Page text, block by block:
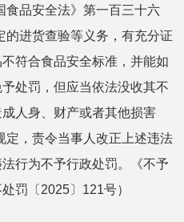
食品安全法》第一百三十六
的进货查验等义务，有充分证
符合食品安全标准，并能如
处罚，但应当依法没收其不
人身、财产或者其他损害
定，责令当事人改正上述违法
行为不予行政处罚。《不予
罚〔2025〕121号）